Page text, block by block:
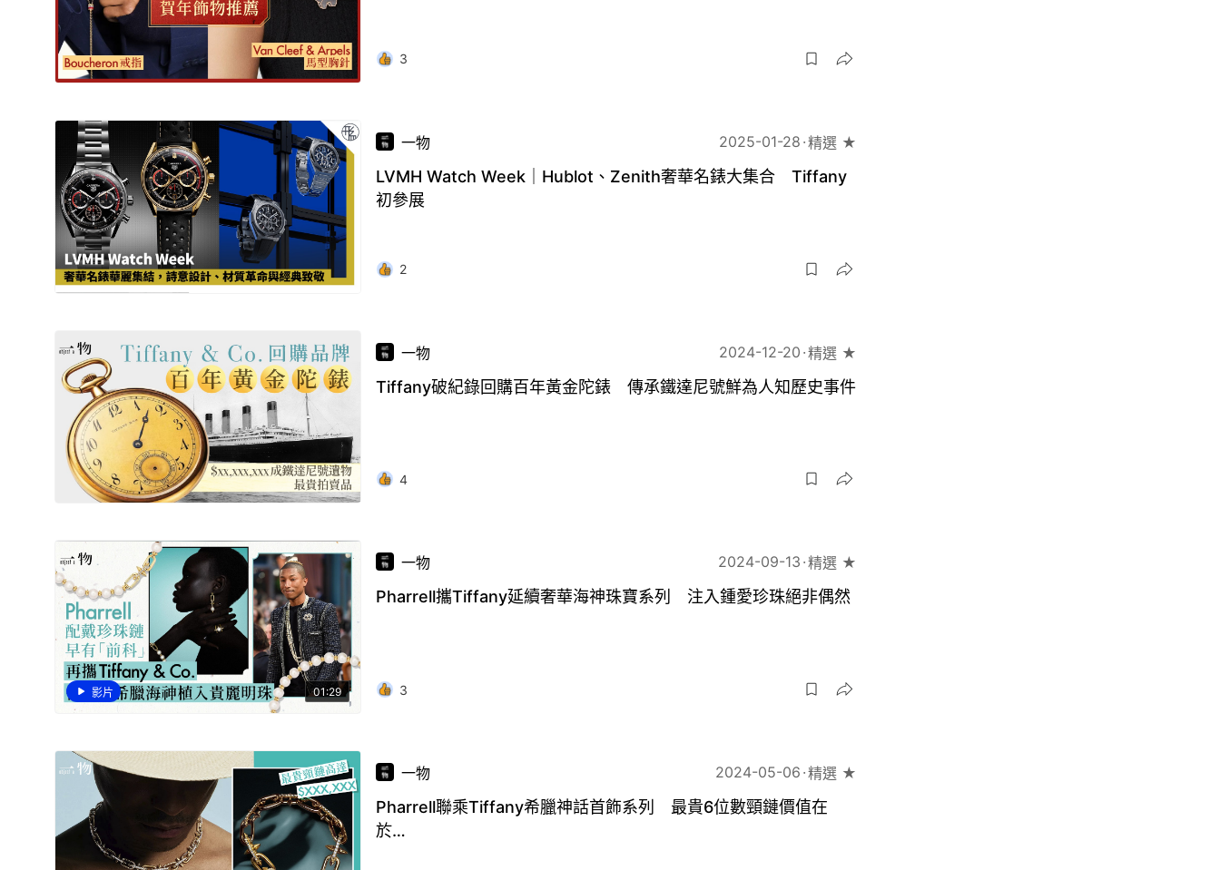
3
一物 2025-01-28 精選 ★
LVMH Watch Week｜Hublot、Zenith奢華名錶大集合 Tiffany
初參展
2
一物 2024-12-20 精選 ★
Tiffany破紀錄回購百年黃金陀錶 傳承鐵達尼號鮮為人知歷史事件
4
影片 01:29
一物 2024-09-13 精選 ★
Pharrell攜Tiffany延續奢華海神珠寶系列 注入鍾愛珍珠絕非偶然
3
一物 2024-05-06 精選 ★
Pharrell聯乘Tiffany希臘神話首飾系列 最貴6位數頸鏈價值在
於…